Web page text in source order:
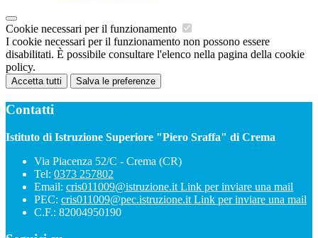
Cookie necessari per il funzionamento
I cookie necessari per il funzionamento non possono essere
disabilitati. È possibile consultare l'elenco nella pagina della cookie
policy.
Accetta tutti Salva le preferenze
Contatti
Istituto di Istruzione Superiore "Piero Sraffa" di Crema
Via Piacenza 52/C - Crema (CR)
Tel: 0373 257802
Email: cris011009@istruzione.it Link per inviare una mail
PEC: cris011009@pec.istruzione.it Link per inviare una mail
C.F.: 82004950190